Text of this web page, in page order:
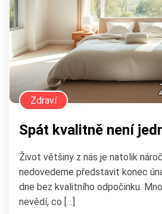
Zdraví
Spát kvalitně není
Život většiny z nás je natolik
nedovedeme představit konec
dne bez kvalitního odpočinku.
nevědí, co […]